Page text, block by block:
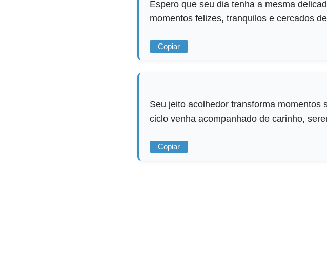
Espero que seu dia tenha a mesma
momentos felizes, tranquilos e cercados
Copiar
Seu jeito acolhedor transforma momentos
ciclo venha acompanhado de carinho,
Copiar